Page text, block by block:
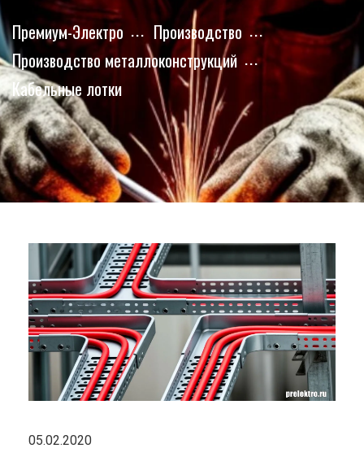
Премиум-Электро
Производство
Производство металлоконструкций
Кабельные лотки
05.02.2020